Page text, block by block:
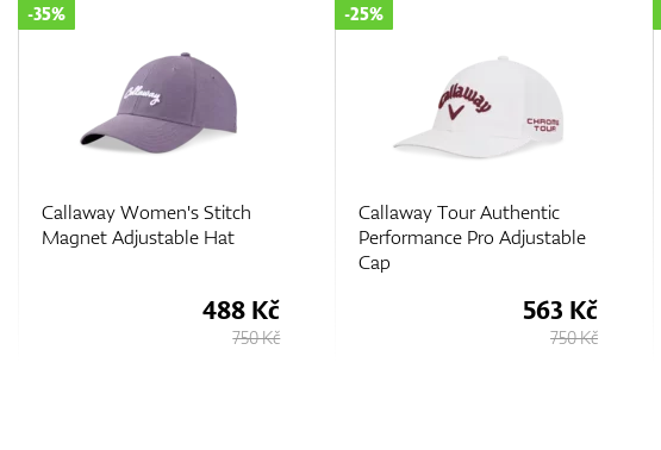
Callaway Women's Stitch
Magnet Adjustable Hat
-35%
488 Kč
750 Kč
Callaway Tour Authentic
Performance Pro Adjustable
Cap
-25%
563 Kč
750 Kč